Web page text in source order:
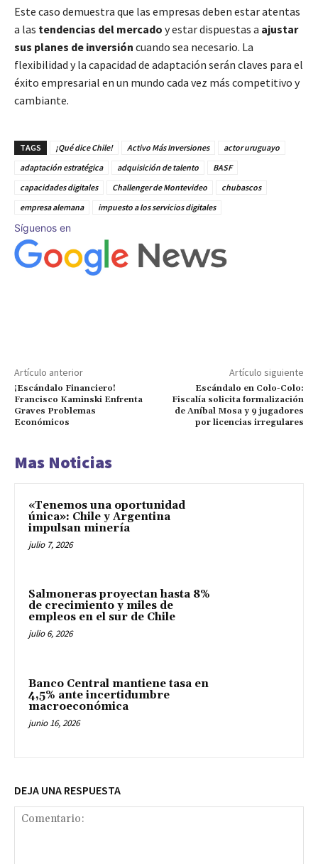
Este caso demuestra que las empresas deben estar atentas
a las tendencias del mercado y estar dispuestas a ajustar
sus planes de inversión cuando sea necesario. La
flexibilidad y la capacidad de adaptación serán claves para el
éxito empresarial en un mundo cada vez más competitivo y
cambiante.
TAGS ¡Qué dice Chile! Activo Más Inversiones
actor uruguayo
adaptación estratégica
adquisición de talento
BASF
capacidades digitales
Challenger de Montevideo
chubascos
empresa alemana
impuesto a los servicios digitales
Síguenos en
Artículo anterior
¡Escándalo Financiero!
Francisco Kaminski Enfrenta
Graves Problemas
Económicos
Artículo siguiente
Escándalo en Colo-Colo:
Fiscalía solicita formalización
de Aníbal Mosa y 9 jugadores
por licencias irregulares
Mas Noticias
«Tenemos una oportunidad
única»: Chile y Argentina
impulsan minería
julio 7, 2026
Salmoneras proyectan hasta 8%
de crecimiento y miles de
empleos en el sur de Chile
julio 6, 2026
Banco Central mantiene tasa en
4,5% ante incertidumbre
macroeconómica
junio 16, 2026
DEJA UNA RESPUESTA